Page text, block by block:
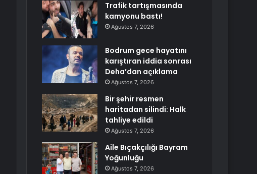
Trafik tartışmasında
kamyonu bastı!
Ağustos 7, 2026
Bodrum gece hayatını
karıştıran iddia sonrası
Deha’dan açıklama
Ağustos 7, 2026
Bir şehir resmen
haritadan silindi: Halk
tahliye edildi
Ağustos 7, 2026
Aile Bıçakçılığı Bayram
Yoğunluğu
Ağustos 7, 2026